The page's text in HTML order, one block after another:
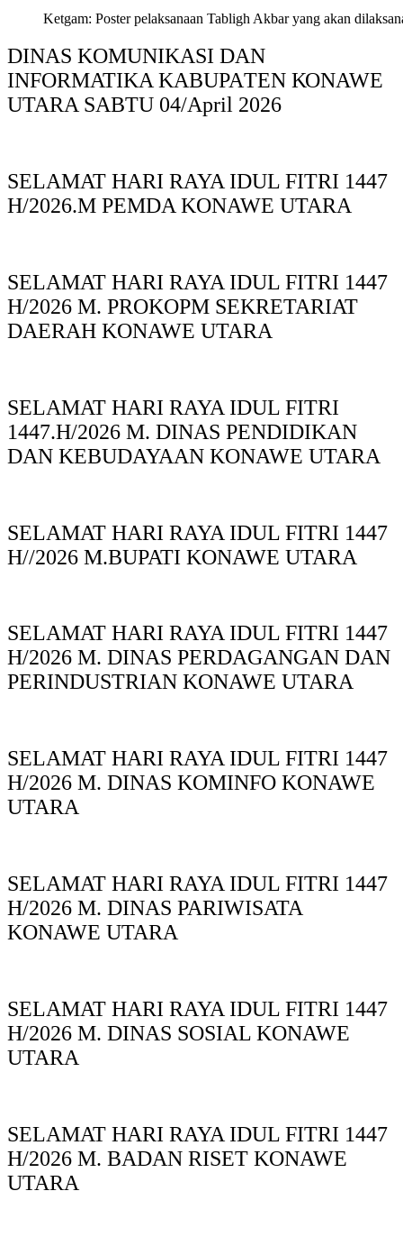
Ketgam: Poster pelaksanaan Tabligh Akbar yang akan
DINAS KOMUNIKASI DAN
INFORMATIKA KABUPAΤΕΝ ΚΟNAWE
UTARA SABTU 04/April 2026
SELAMAT HARI RAYA IDUL FITRI 1447
H/2026.M PEMDA KONAWE UTARA
SELAMAT HARI RAYA IDUL FITRI 1447
H/2026 M. PROKOPM SEKRETARIAT
DAERAH KONAWE UTARA
SELAMAT HARI RAYA IDUL FITRI
1447.H/2026 M. DINAS PENDIDIKAN
DAN KEBUDAYAAN KONAWE UTARA
SELAMAT HARI RAYA IDUL FITRI 1447
H//2026 M.BUPATI KONAWE UTARA
SELAMAT HARI RAYA IDUL FITRI 1447
H/2026 M. DINAS PERDAGANGAN DAN
PERINDUSTRIAN KONAWE UTARA
SELAMAT HARI RAYA IDUL FITRI 1447
H/2026 M. DINAS KOMINFO KONAWE
UTARA
SELAMAT HARI RAYA IDUL FITRI 1447
H/2026 M. DINAS PARIWISATA
KONAWE UTARA
SELAMAT HARI RAYA IDUL FITRI 1447
H/2026 M. DINAS SOSIAL KONAWE
UTARA
SELAMAT HARI RAYA IDUL FITRI 1447
H/2026 M. BADAN RISET KONAWE
UTARA